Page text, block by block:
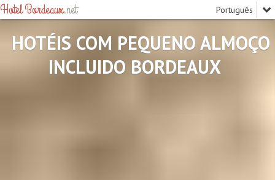
Hotel Bordeaux.net
HOTÉIS COM PEQUENO ALMOÇO
INCLUIDO BORDEAUX